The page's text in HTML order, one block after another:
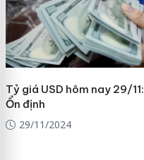
Tỷ giá USD hôm nay 29/11:
Ổn định
29/11/2024